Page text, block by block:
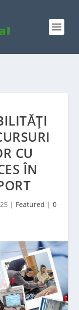
CU
ÎN
| Featured | 0